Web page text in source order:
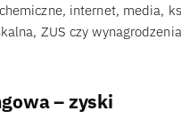
internet, media,
ZUS czy
– zyski